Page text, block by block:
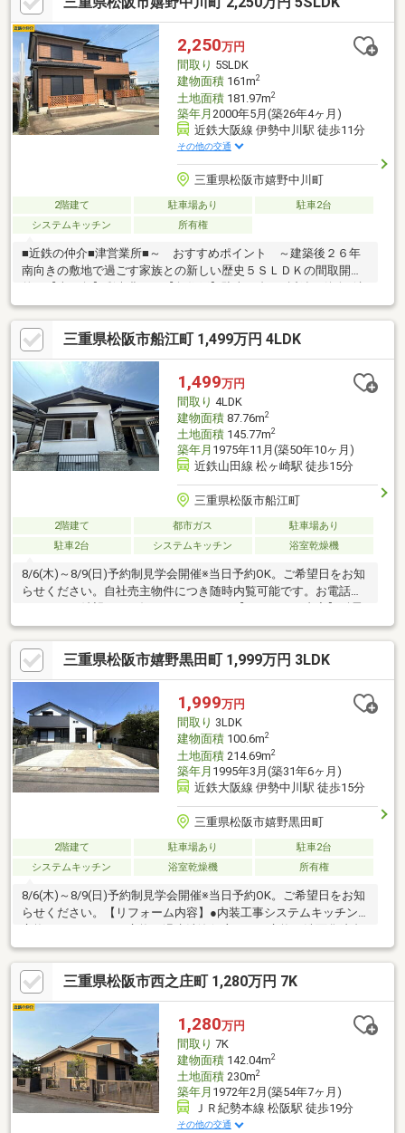
2,250万円
間取り 5SLDK
建物面積161m2
土地面積181.97m2
築年月 2000年5月(築26年4ヶ月)
近鉄大阪線 伊勢中川駅 徒歩11分
その他の交通
三重県松阪市嬉野中川町
2階建て 駐車場あり
駐車2台
システムキッチン
所有権
■近鉄の仲介■津営業所■～ おすすめポイント ～建築後２６年
南向きの敷地で過ごす家族との新しい歴史５ＳＬＤＫの間取開放
営業所■南向きの庭で家族が集う、光と風の邸宅。 築26年、ゆと
りの5SLDKで暮らしの余白を創る。 開放的な南西角・角住戸、彩
光が日常を豊かにする。 駐車2台可、買物・医療が徒歩圏で安心
の生活。 ここで育む休日の朝、帰るたびに感じる誇り。
三重県松阪市船江町 1,499万円 4LDK
1,499万円
間取り 4LDK
建物面積87.76m2
土地面積145.77m2
築年月 1975年11月(築50年10ヶ月)
近鉄山田線 松ヶ崎駅 徒歩15分
三重県松阪市船江町
2階建て 都市ガス
駐車場あり
駐車2台
システムキッチン 浴室乾燥機
8/6(木)～8/9(日)予約制見学会開催※当日予約OK。ご希望日をお知
らせください。自社売主物件につき随時内覧可能です。お電話か
補強工事予定シロアリ工防除工事、鍵交換駐車場拡張、屋根一部
塗装、外壁塗装、庭木伐採システムキッチン交換、ユニットバス
交換、トイレ交換、洗面化粧台交換間取変更、室内ドア交換、床
材上張り、シューズボックス交換、クロス張替え給湯器交換、イ
ンターホン設置、火災警報器設置、照明器具交換【周辺施設】・
松江小学校まで約1000ｍ（徒歩約13分）・ベーシック川井町店様
ま
三重県松阪市嬉野黒田町 1,999万円 3LDK
1,999万円
間取り 3LDK
建物面積100.6m2
土地面積214.69m2
築年月 1995年3月(築31年6ヶ月)
近鉄大阪線 伊勢中川駅 徒歩15分
三重県松阪市嬉野黒田町
2階建て 駐車場あり
駐車2台
システムキッチン
浴室乾燥機 所有権
8/6(木)～8/9(日)予約制見学会開催※当日予約OK。ご希望日をお知
らせください。【リフォーム内容】●内装工事システムキッチン
交換【おすすめポイント】・雨漏り、構造上主要な部分の欠陥
や・腐食、給排水管の故障や漏水についてお引渡しより２年間保
証・シロアリ防除工事施工後5年間保証【周辺施設】・中川小学
校 約1200ｍ（徒歩約15分）・嬉野中学校 約3100ｍ（自転車約
15分）・MEGAドン・キホーテUNY 嬉野店様 約1600ｍ（車約4
分）・ファミリーマート 嬉野中川新町店様 約1100ｍ（車約3
三重県松阪市西之庄町 1,280万円 7K
1,280万円
間取り 7K
建物面積142.04m2
土地面積230m2
築年月 1972年2月(築54年7ヶ月)
ＪＲ紀勢本線 松阪駅 徒歩19分
その他の交通